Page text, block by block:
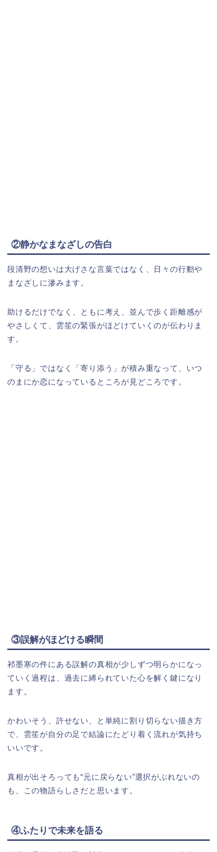
②静かなまなざしの告白
段清野の想いは大げさな言葉ではなく、日々の行動や
まなざしに滲みます。
助けるだけでなく、ともに考え、並んで歩く距離感が
やさしくて、雲笙の緊張がほどけていくのが伝わりま
す。
「守る」ではなく「寄り添う」が積み重なって、いつ
のまにか恋になっているところが見どころです。​
③誤解がほどける瞬間
祁墨寒の件にある誤解の真相が少しずつ明らかになっ
ていく過程は、過去に縛られていた心を解く鍵になり
ます。
かわいそう、許せない、と単純に割り切らない描き方
で、雲笙が自分の足で結論にたどり着く流れが気持ち
いいです。
真相が出そろっても“元に戻らない”選択がぶれないの
も、この物語らしさだと思います。​
④ふたりで未来を語る